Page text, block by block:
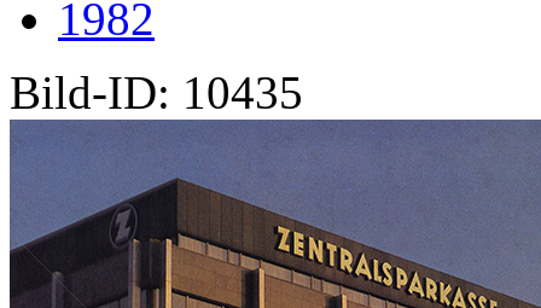
1982
Bild-ID: 10435